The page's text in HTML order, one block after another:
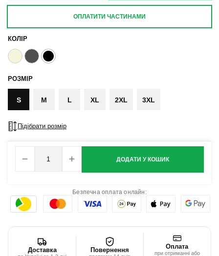
КОЛІР
РОЗМІР
S M L XL 2XL 3XL
Підібрати розмір
ДОДАТИ У КОШИК
ОПЛАТИТИ ЧАСТИНАМИ
Безпечна оплата онлайн:
Доставка Повернення Оплата
при отриманні або